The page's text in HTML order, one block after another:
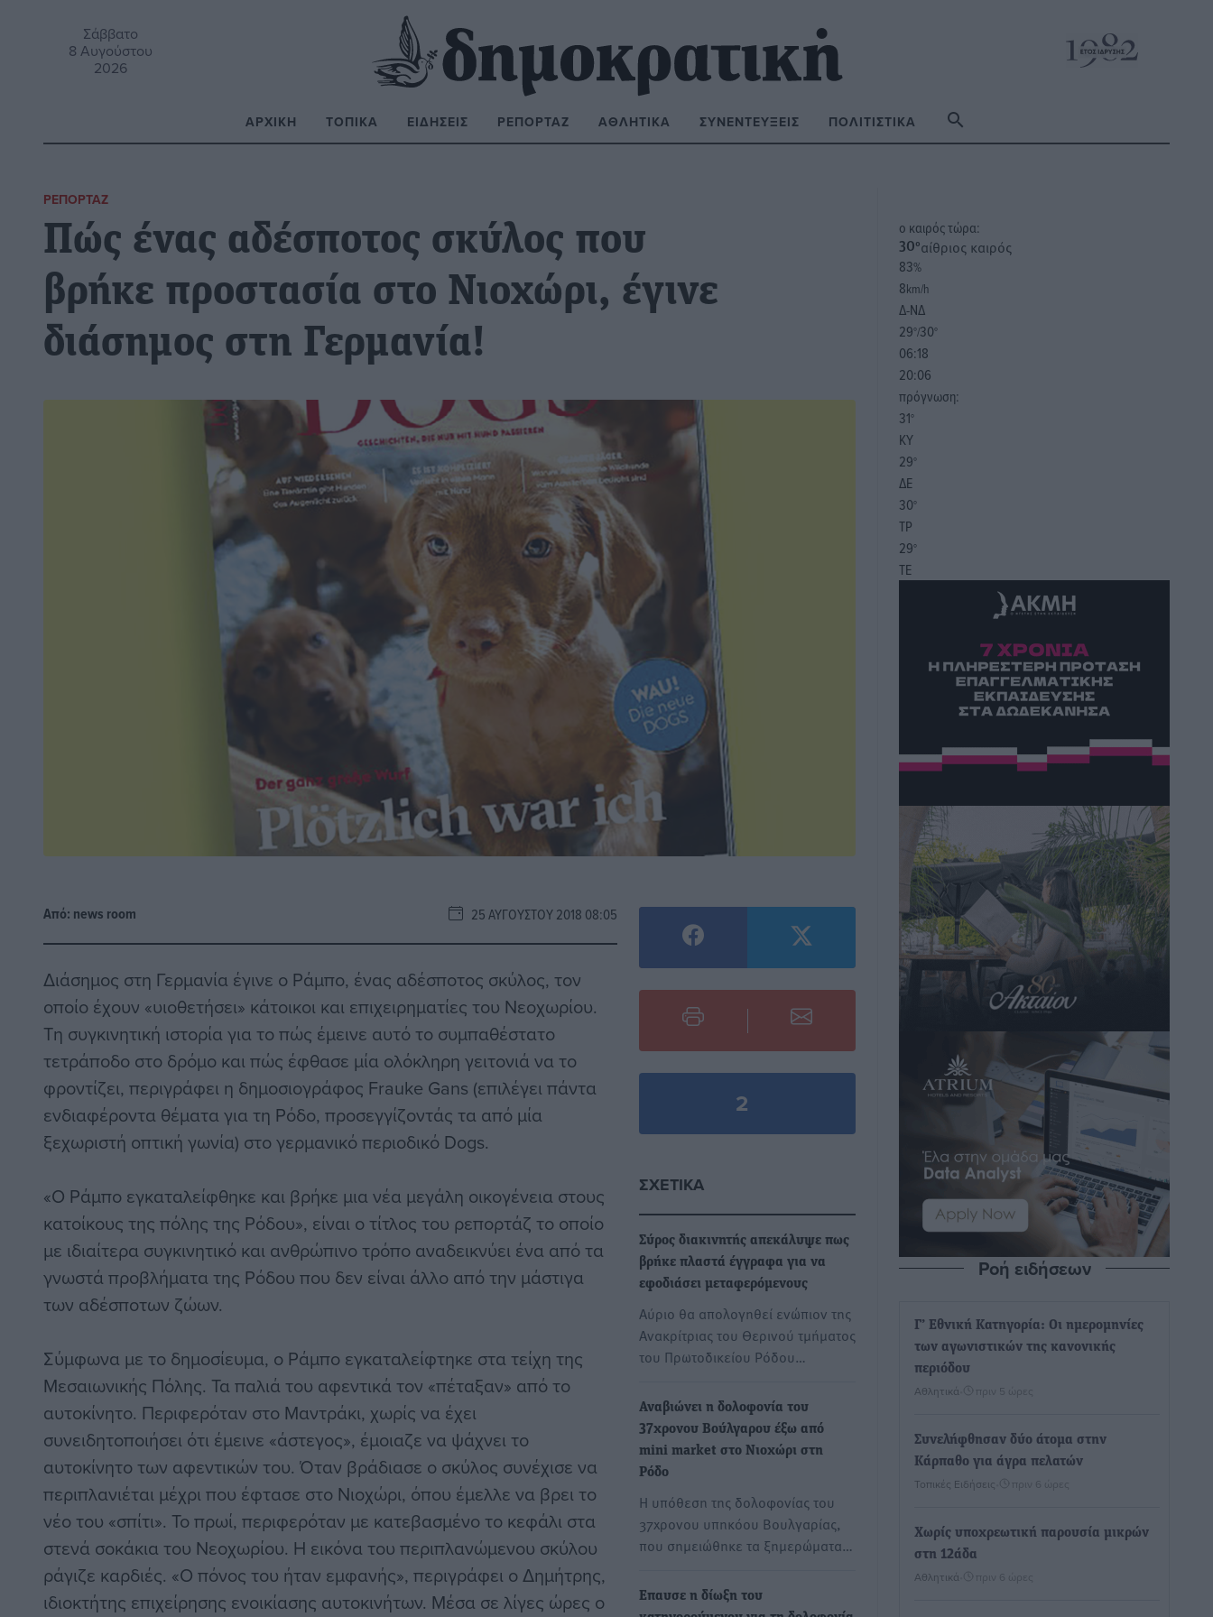
Σάββατο
8 Αυγούστου
2026
ΑΡΧΙΚΉ ΤΟΠΙΚΆ ΕΙΔΉΣΕΙΣ ΡΕΠΟΡΤΆΖ ΑΘΛΗΤΙΚΆ ΣΥΝΕΝΤΕΎΞΕΙΣ ΠΟΛΙΤΙΣΤΙΚΆ
ΡΕΠΟΡΤΆΖ
Πώς ένας αδέσποτος σκύλος που
βρήκε προστασία στο Νιοχώρι, έγινε
διάσημος στη Γερμανία!
Από: news room 25 ΑΥΓΟΎΣΤΟΥ 2018 08:05
Διάσημος στη Γερμανία έγινε ο Ράμπο, ένας αδέσποτος σκύλος, τον
οποίο έχουν «υιοθετήσει» κάτοικοι και επιχειρηματίες του Νεοχωρίου.
Τη συγκινητική ιστορία για το πώς έμεινε αυτό το συμπαθέστατο
τετράποδο στο δρόμο και πώς έφθασε μία ολόκληρη γειτονιά να το
φροντίζει, περιγράφει η δημοσιογράφος Frauke Gans (επιλέγει πάντα
ενδιαφέροντα θέματα για τη Ρόδο, προσεγγίζοντάς τα από μία
ξεχωριστή οπτική γωνία) στο γερμανικό περιοδικό Dogs.
«Ο Ράμπο εγκαταλείφθηκε και βρήκε μια νέα μεγάλη οικογένεια στους
κατοίκους της πόλης της Ρόδου», είναι ο τίτλος του ρεπορτάζ το οποίο
με ιδιαίτερα συγκινητικό και ανθρώπινο τρόπο αναδεικνύει ένα από τα
γνωστά προβλήματα της Ρόδου που δεν είναι άλλο από την μάστιγα
των αδέσποτων ζώων.
Σύμφωνα με το δημοσίευμα, o Ράμπο εγκαταλείφτηκε στα τείχη της
Μεσαιωνικής Πόλης. Τα παλιά του αφεντικά τον «πέταξαν» από το
αυτοκίνητο. Περιφερόταν στο Μαντράκι, χωρίς να έχει
συνειδητοποιήσει ότι έμεινε «άστεγος», έμοιαζε να ψάχνει το
αυτοκίνητο των αφεντικών του. Όταν βράδιασε ο σκύλος συνέχισε να
περιπλανιέται μέχρι που έφτασε στο Νιοχώρι, όπου έμελλε να βρει το
νέο του «σπίτι». Το πρωί, περιφερόταν με κατεβασμένο το κεφάλι στα
στενά σοκάκια του Νεοχωρίου. Η εικόνα του περιπλανώμενου σκύλου
ράγιζε καρδιές. «Ο πόνος του ήταν εμφανής», περιγράφει ο Δημήτρης,
ιδιοκτήτης επιχείρησης ενοικίασης αυτοκινήτων. Μέσα σε λίγες ώρες ο
2
ΣΧΕΤΙΚΆ
Σύρος διακινητής απεκάλυψε πως
βρήκε πλαστά έγγραφα για να
εφοδιάσει μεταφερόμενους
Αύριο θα απολογηθεί ενώπιον της
Ανακρίτριας του Θερινού τμήματος
του Πρωτοδικείου Ρόδου…
Αναβιώνει η δολοφονία του
37χρονου Βούλγαρου έξω από
mini market στο Νιοχώρι στη
Ρόδο
Η υπόθεση της δολοφονίας του
37χρονου υπηκόου Βουλγαρίας,
που σημειώθηκε τα ξημερώματα…
Επαυσε η δίωξη του
o καιρός τώρα:
30°αίθριος καιρός
83%
8km/h
Δ-ΝΔ
29°/30°
06:18
20:06
πρόγνωση:
31°
ΚΥ
29°
ΔΕ
30°
ΤΡ
29°
ΤΕ
Ροή ειδήσεων
Γ’ Εθνική Κατηγορία: Οι ημερομηνίες
των αγωνιστικών της κανονικής
περιόδου
Αθλητικά πριν 5 ώρες
Συνελήφθησαν δύο άτομα στην
Κάρπαθο για άγρα πελατών
Τοπικές Ειδήσεις πριν 6 ώρες
Χωρίς υποχρεωτική παρουσία μικρών
στη 12άδα
Αθλητικά πριν 6 ώρες